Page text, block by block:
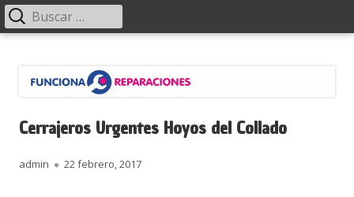
contenido
Menú
principal Buscar:
Cerrajeros Urgentes Hoyos del Collado
Autor
admin
Publicado
22 febrero, 2017